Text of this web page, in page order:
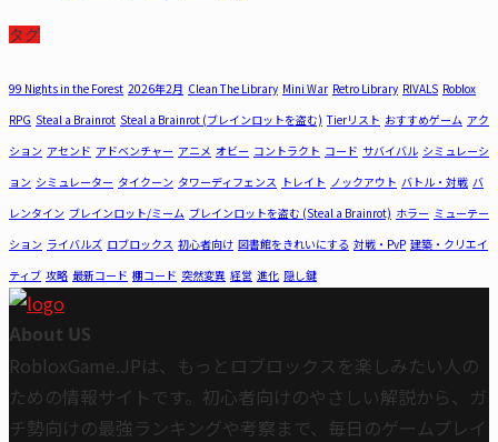
タグ
99 Nights in the Forest 2026年2月 Clean The Library Mini War Retro Library RIVALS Roblox
RPG Steal a Brainrot Steal a Brainrot (ブレインロットを盗む) Tierリスト おすすめゲーム アク
ション アセンド アドベンチャー アニメ オビー コントラクト コード サバイバル シミュレーシ
ョン シミュレーター タイクーン タワーディフェンス トレイト ノックアウト バトル・対戦 バ
レンタイン ブレインロット/ミーム ブレインロットを盗む (Steal a Brainrot) ホラー ミューテー
ション ライバルズ ロブロックス 初心者向け 図書館をきれいにする 対戦・PvP 建築・クリエイ
ティブ 攻略 最新コード 棚コード 突然変異 経営 進化 隠し鍵
About US
RobloxGame.JPは、もっとロブロックスを楽しみたい人の
ための情報サイトです。初心者向けのやさしい解説から、ガ
チ勢向けの最強ランキングや考察まで、毎日のゲームプレイ